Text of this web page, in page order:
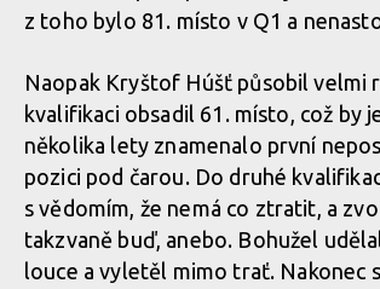
Textem i obrazem: Vojta Hanák přiblíží Světový
v rakouském Leogangu
Textem i obrazem: Vojta Hanák přiblíží Světový
v rakouském Leogangu
Textem i obrazem: Vojta Hanák přiblíží
v rakouském Leogangu
Textem i obrazem: Vojta Hanák přiblíží Světový
v rakouském Leogangu
Textem i obrazem: Vojta Hanák přiblíží Světový
v rakouském Leogangu
z toho bylo 81. místo v Q1 a
Naopak Kryštof Húšť působil velmi
kvalifikaci obsadil 61. místo, což by
několika lety znamenalo první
pozici pod čarou. Do druhé
s vědomím, že nemá co ztratit, a
takzvaně buď, anebo. Bohužel
louce a vyletěl mimo trať. Nakonec